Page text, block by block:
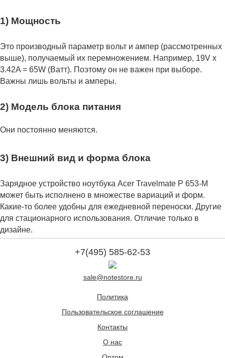
1) Мощность
Это производный параметр вольт и ампер (рассмотренных
выше), получаемый их перемножением. Например, 19V x
3.42A = 65W (Ватт). Поэтому он не важен при выборе.
Важны лишь вольты и амперы.
2) Модель блока питания
Они постоянно меняются.
3) Внешний вид и форма блока
Зарядное устройство ноутбука Acer Travelmate P 653-M
может быть исполнено в множестве вариаций и форм.
Какие-то более удобны для ежедневной переноски. Другие
для стационарного использования. Отличие только в
дизайне.
+7(495) 585-62-53
sale@notestore.ru
Политика
Пользовательское соглашение
Контакты
О нас